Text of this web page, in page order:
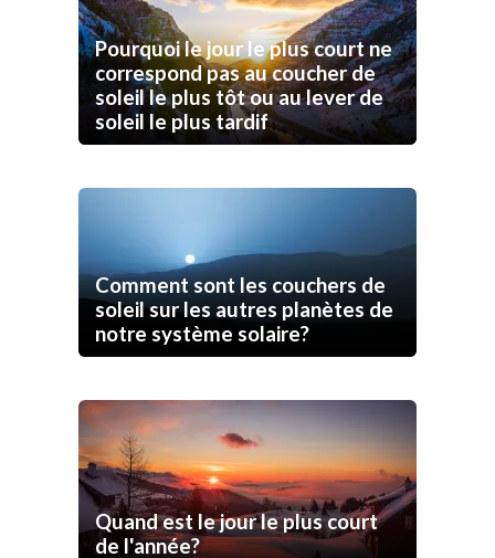
Pourquoi le jour le plus court ne
correspond pas au coucher de
soleil le plus tôt ou au lever de
soleil le plus tardif
Comment sont les couchers de
soleil sur les autres planètes de
notre système solaire?
Quand est le jour le plus court
de l'année?